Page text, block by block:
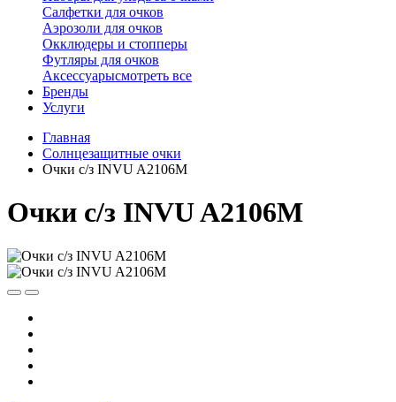
Салфетки для очков
Аэрозоли для очков
Окклюдеры и стопперы
Футляры для очков
Аксессуарысмотреть все
Бренды
Услуги
Главная
Солнцезащитные очки
Очки с/з INVU A2106M
Очки с/з INVU A2106M